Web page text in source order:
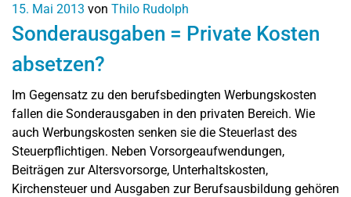
15. Mai 2013 von Thilo Rudolph
Sonderausgaben = Private Kosten
absetzen?
Im Gegensatz zu den berufsbedingten Werbungskosten
fallen die Sonderausgaben in den privaten Bereich. Wie
auch Werbungskosten senken sie die Steuerlast des
Steuerpflichtigen. Neben Vorsorgeaufwendungen,
Beiträgen zur Altersvorsorge, Unterhaltskosten,
Kirchensteuer und Ausgaben zur Berufsausbildung gehören